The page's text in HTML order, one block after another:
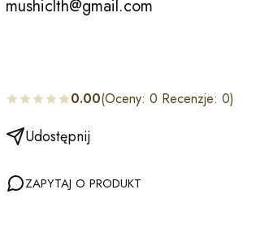
mushiclth@gmail.com
0.00(Oceny: 0 Recenzje: 0)
Udostępnij
ZAPYTAJ O PRODUKT